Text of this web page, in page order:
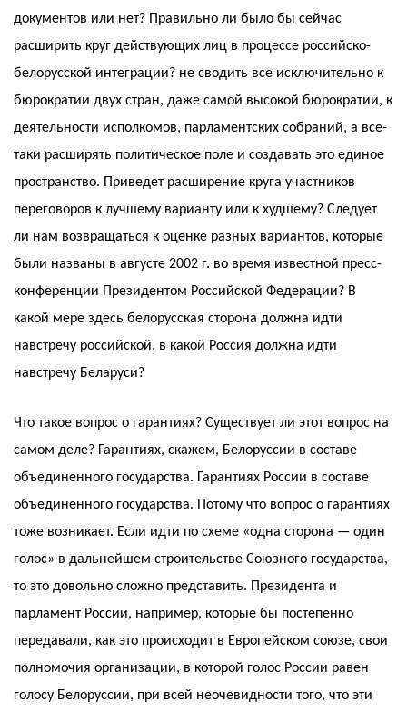
документов или нет? Правильно ли было бы сейчас
расширить круг действующих лиц в процессе российско-
белорусской интеграции? не сводить все исключительно к
бюрократии двух стран, даже самой высокой бюрократии, к
деятельности исполкомов, парламентских собраний, а все-
таки расширять политическое поле и создавать это единое
пространство. Приведет расширение круга участников
переговоров к лучшему варианту или к худшему? Следует
ли нам возвращаться к оценке разных вариантов, которые
были названы в августе 2002 г. во время известной пресс-
конференции Президентом Российской Федерации? В
какой мере здесь белорусская сторона должна идти
навстречу российской, в какой Россия должна идти
навстречу Беларуси?
Что такое вопрос о гарантиях? Существует ли этот вопрос на
самом деле? Гарантиях, скажем, Белоруссии в составе
объединенного государства. Гарантиях России в составе
объединенного государства. Потому что вопрос о гарантиях
тоже возникает. Если идти по схеме «одна сторона — один
голос» в дальнейшем строительстве Союзного государства,
то это довольно сложно представить. Президента и
парламент России, например, которые бы постепенно
передавали, как это происходит в Европейском союзе, свои
полномочия организации, в которой голос России равен
голосу Белоруссии, при всей неочевидности того, что эти